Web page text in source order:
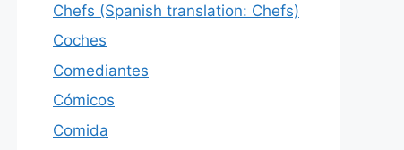
Chefs (Spanish translation: Chefs)
Coches
Comediantes
Cómicos
Comida